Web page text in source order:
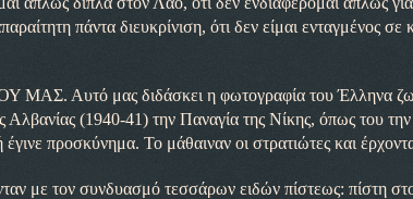
πάντα διευκρίνιση, ότι δεν είμαι ενταγμένος
Αυτό μας διδάσκει η φωτογραφία του
(1940-41) την Παναγία της Νίκης, όπως του την
έγινε προσκύνημα. Το μάθαιναν οι στρατιώτες και
με τον συνδυασμό τεσσάρων ειδών πίστεως: πίστη